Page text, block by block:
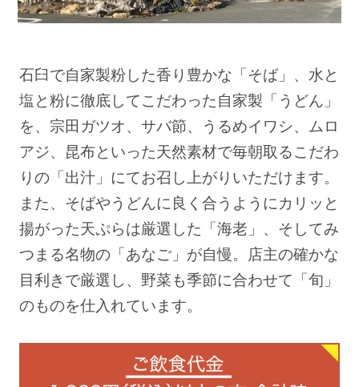
石臼で自家製粉した香り豊かな「そば」、水と
塩と粉に徹底してこだわった自家製「うどん」
を、宗田ガツオ、サバ節、うるめイワシ、ムロ
アジ、昆布といった天然素材で毎朝取るこだわ
りの「出汁」にてお召し上がりいただけます。
また、そばやうどんに良く合うようにカリッと
揚がった天ぷらは厳選した「海老」、そしてみ
つまる名物の「あなご」が自慢。店主の確かな
目利きで厳選し、野菜も季節に合わせて「旬」
のものを仕入れています。